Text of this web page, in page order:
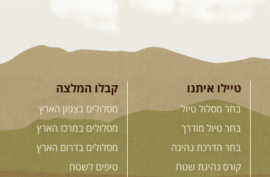
הקווקז הגבוה מחכה לכם: נתיבי שטח
מרהיבים, פסגות מושלגות, אירוח ...
[המשך]
23-29.09.2026 - סוכות – טיול
פתוח
בין רכס הקווקז הנמוך לגבוה, בין נהרות
שוצפים למעברי הרים ...[המשך]
טיילו איתנו
בחר מסלול טיול
בחר טיול מודרך
בחר הדרכת נהיגה
קורס נהיגת שטח
קבלו המלצה
מסלולים בצפון הארץ
מסלולים במרכז הארץ
מסלולים בדרום הארץ
טיפים לשטח